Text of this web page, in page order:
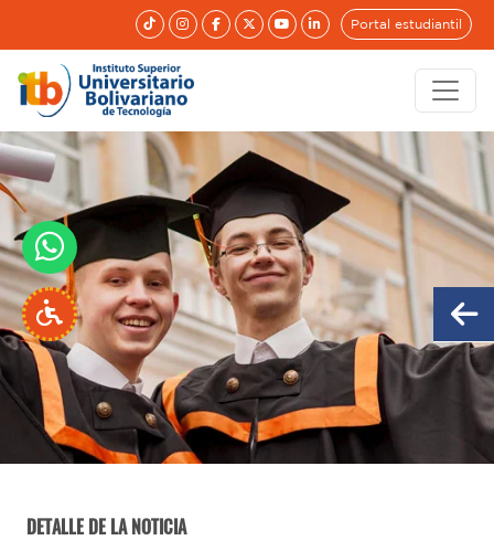
Portal estudiantil
DETALLE DE LA NOTICIA